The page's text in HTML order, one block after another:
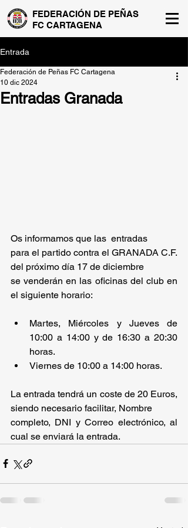
FEDERACIÓN DE PEÑAS
FC CARTAGENA
Entrada
Entradas Granada
Federación de Peñas FC Cartagena
10 dic 2024
Os informamos que las  entradas
para el partido contra el GRANADA C.F.
del próximo día 17 de diciembre
se venderán en las oficinas del club en
el siguiente horario:
Martes, Miércoles y Jueves de
10:00 a 14:00 y de 16:30 a 20:30
horas.
Viernes de 10:00 a 14:00 horas.
La entrada tendrá un coste de 20 Euros,
siendo necesario facilitar, Nombre
completo, DNI y Correo electrónico, al
cual se enviará la entrada.